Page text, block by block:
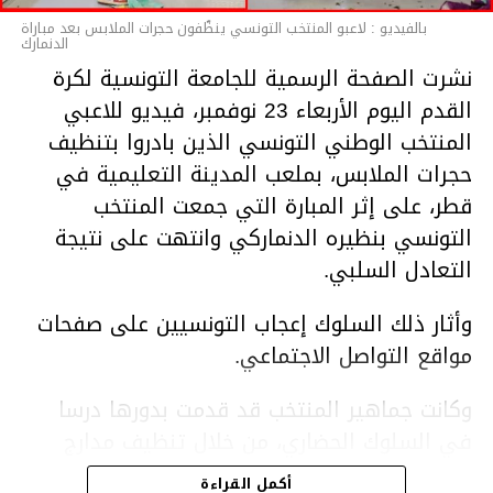
بالفيديو : لاعبو المنتخب التونسي ينظّفون حجرات الملابس بعد مباراة
الدنمارك
نشرت الصفحة الرسمية للجامعة التونسية لكرة
القدم اليوم الأربعاء 23 نوفمبر، فيديو للاعبي
المنتخب الوطني التونسي الذين بادروا بتنظيف
حجرات الملابس، بملعب المدينة التعليمية في
قطر، على إثر المبارة التي جمعت المنتخب
التونسي بنظيره الدنماركي وانتهت على نتيجة
التعادل السلبي.
وأثار ذلك السلوك إعجاب التونسيين على صفحات
مواقع التواصل الاجتماعي.
وكانت جماهير المنتخب قد قدمت بدورها درسا
الملعب في أعقاب المباراة.
أكمل القراءة